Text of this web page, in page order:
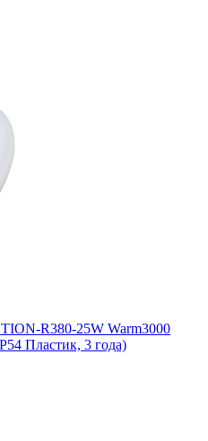
R380-25W Warm3000
Пластик, 3 года)